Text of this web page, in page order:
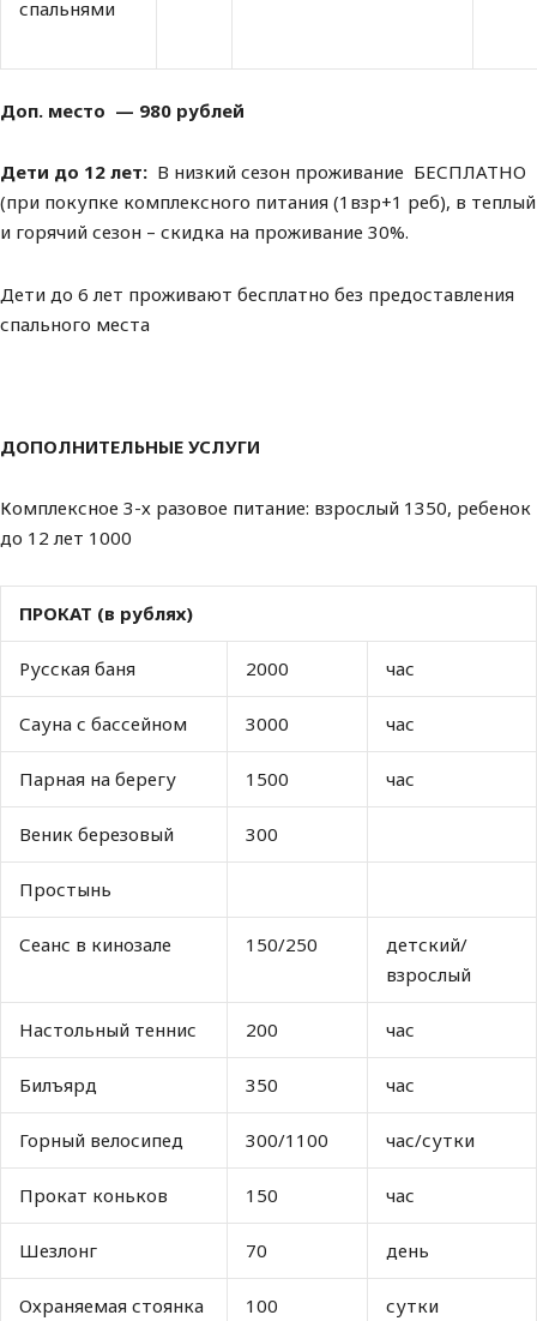
спальнями
Доп. место — 980 рублей
Дети до 12 лет: В низкий сезон проживание БЕСПЛАТНО
(при покупке комплексного питания (1взр+1 реб), в теплый
и горячий сезон – скидка на проживание 30%.
Дети до 6 лет проживают бесплатно без предоставления
спального места
ДОПОЛНИТЕЛЬНЫЕ УСЛУГИ
Комплексное 3-х разовое питание: взрослый 1350, ребенок
до 12 лет 1000
ПРОКАТ (в рублях)
Русская баня 2000 час
Сауна с бассейном 3000 час
Парная на берегу 1500 час
Веник березовый 300
Простынь
Сеанс в кинозале 150/250
детский/
взрослый
Настольный теннис 200 час
Билъярд 350 час
Горный велосипед 300/1100 час/сутки
Прокат коньков 150 час
Шезлонг 70 день
Охраняемая стоянка 100 сутки